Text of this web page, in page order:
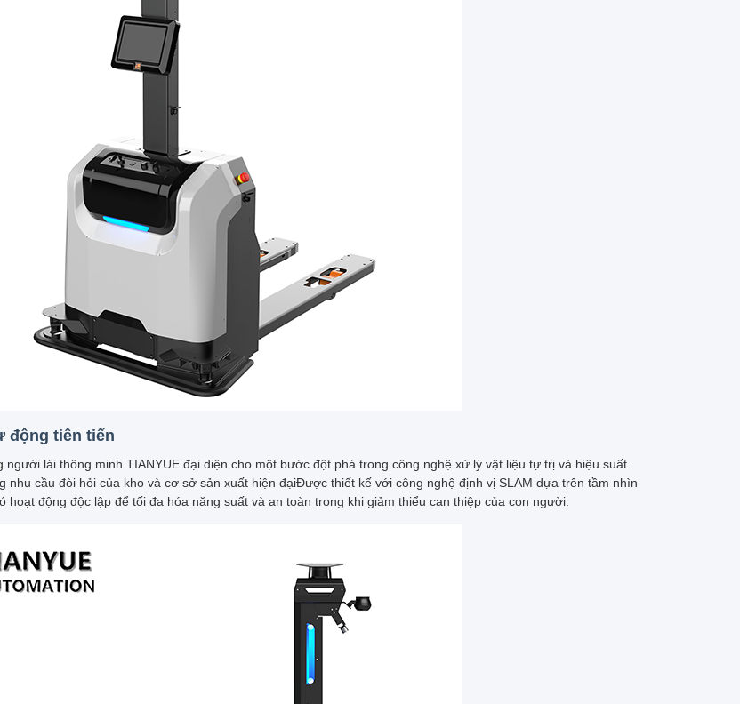
động tiên tiến
người lái thông minh TIANYUE đại diện cho một bước đột phá trong công nghệ xử lý vật liệu tự trị.và hiệu suất
nhu cầu đòi hỏi của kho và cơ sở sản xuất hiện đạiĐược thiết kế với công nghệ định vị SLAM dựa trên tầm nhìn
hoạt động độc lập để tối đa hóa năng suất và an toàn trong khi giảm thiểu can thiệp của con người.